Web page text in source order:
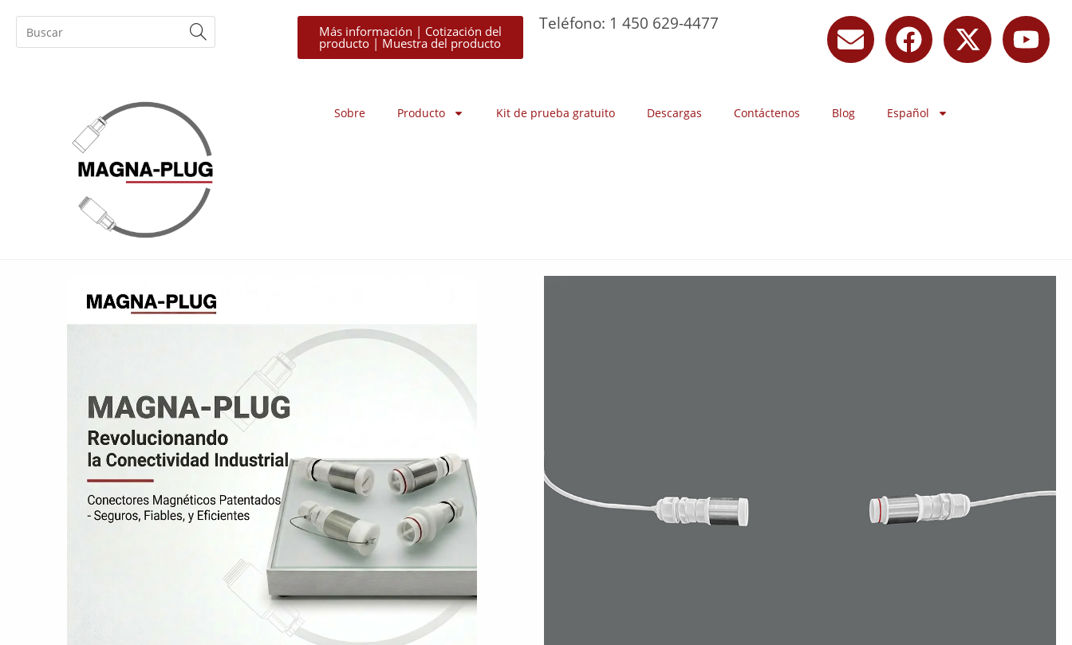
Más información | Cotización del
producto | Muestra del producto
Teléfono: 1 450 629-4477
Sobre Producto Kit de prueba gratuito Descargas Contáctenos Blog Español